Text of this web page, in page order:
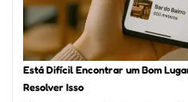
Está Difícil Encontrar um Bom
Resolver Isso